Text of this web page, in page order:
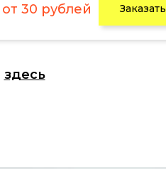
от 30 рублей Заказать
здесь